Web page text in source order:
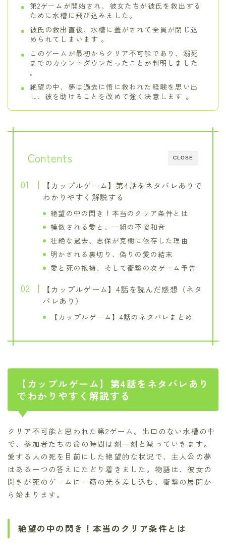
第2ゲームが開始され、彼女たちが彼氏を救出する
ために水槽に飛び込みました。
彼氏の救出直後、水槽に蓋がされて全員が閉じ込
められてしまいます 。
このゲームが最初からクリア不可能であり、溺死
までのカウントダウンだったことが判明しました
。
絶望の中、夢は過去に悟に救われた経験を思い出
し、彼を助けることを改めて強く決意します 。
CLOSE
Contents
【カップルゲーム】第4話をネタバレありで
わかりやすく解説する
絶望の中の閃き！本当のクリア条件とは
模倣される愛と、一組の不協和音
壮絶な過去、志保が克樹に依存した理由
明かされる裏切り、偽りの愛の結末
愛と死の抱擁、そして衝撃の次ゲーム予告
【カップルゲーム】4話を読んだ感想（ネタ
バレあり）
【カップルゲーム】4話のネタバレまとめ
【カップルゲーム】第4話をネタバレあり
でわかりやすく解説する
クリア不可能と思われた第2ゲーム。出口のない水槽の中
で、参加者たちの命の時間は刻一刻と減っていきます。
愛する人の死を目前にした絶望的な状況で、主人公の夢
はある一つの答えにたどり着きました。物語は、彼女の
閃きが死のゲームに一筋の光を差し込む、衝撃の展開か
ら始まります。
絶望の中の閃き！本当のクリア条件とは